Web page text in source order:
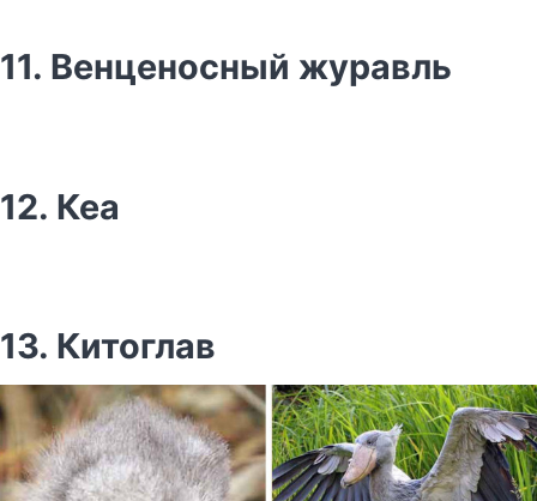
11. Венценосный журавль
12. Кеа
13. Китоглав